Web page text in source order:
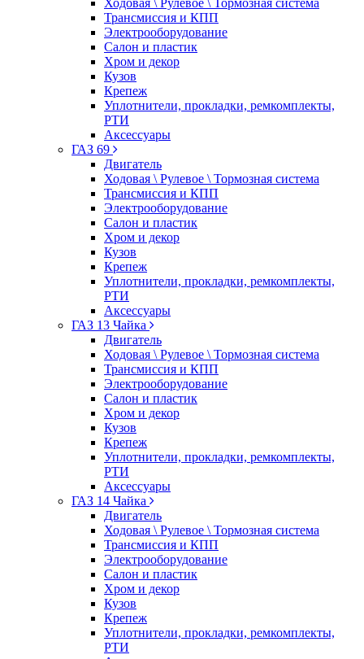
Ходовая \ Рулевое \ Тормозная система
Трансмиссия и КПП
Электрооборудование
Салон и пластик
Хром и декор
Кузов
Крепеж
Уплотнители, прокладки, ремкомплекты,
РТИ
Аксессуары
ГАЗ 69
Двигатель
Ходовая \ Рулевое \ Тормозная система
Трансмиссия и КПП
Электрооборудование
Салон и пластик
Хром и декор
Кузов
Крепеж
Уплотнители, прокладки, ремкомплекты,
РТИ
Аксессуары
ГАЗ 13 Чайка
Двигатель
Ходовая \ Рулевое \ Тормозная система
Трансмиссия и КПП
Электрооборудование
Салон и пластик
Хром и декор
Кузов
Крепеж
Уплотнители, прокладки, ремкомплекты,
РТИ
Аксессуары
ГАЗ 14 Чайка
Двигатель
Ходовая \ Рулевое \ Тормозная система
Трансмиссия и КПП
Электрооборудование
Салон и пластик
Хром и декор
Кузов
Крепеж
Уплотнители, прокладки, ремкомплекты,
РТИ